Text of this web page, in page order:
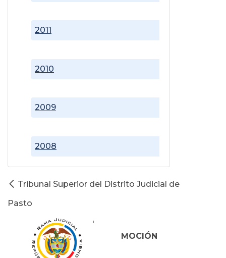
2008
2009
2010
2011
Tribunal Superior del Distrito Judicial de
Pasto
'
MOCIÓN